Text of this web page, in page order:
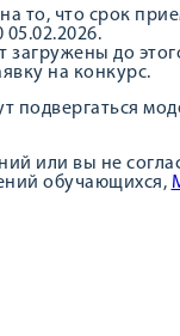
то, что срок
до
на конкурс.
подвергаться
или вы не
обучающихся,